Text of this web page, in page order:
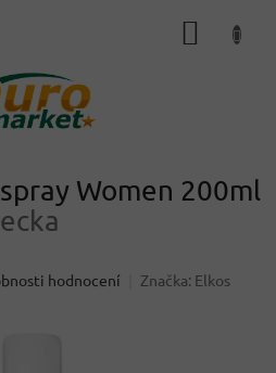
Women 200ml
hodnocení Značka: Elkos